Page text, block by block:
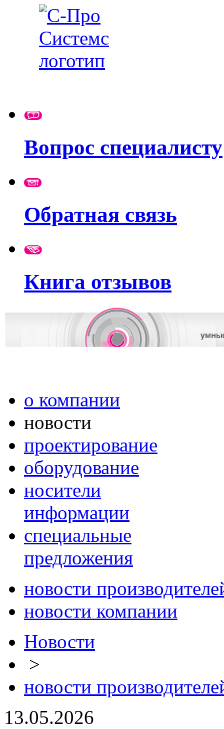
Вопрос специалисту
Обратная связь
Книга отзывов
о компании
новости
проектирование
оборудование
носители
информации
специальные
предложения
новости
новости компании
Новости
>
новости
13.05.2026